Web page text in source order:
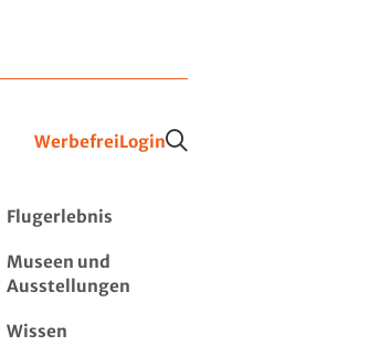
WerbefreiLogin
Flugerlebnis
Museen und
Ausstellungen
Wissen